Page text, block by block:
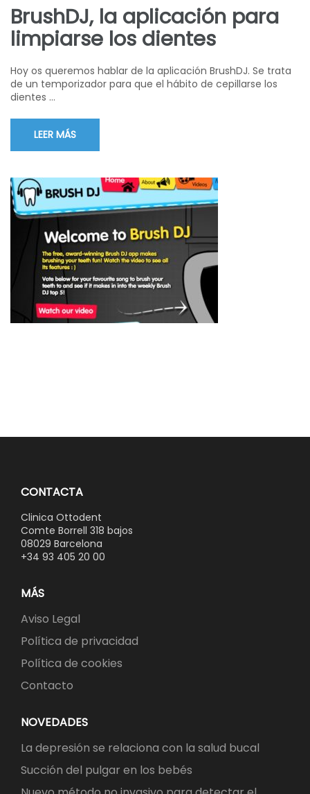
BrushDJ, la aplicación para
limpiarse los dientes
Hoy os queremos hablar de la aplicación BrushDJ. Se trata
de un temporizador para que el hábito de cepillarse los
dientes …
LEER MÁS
CONTACTA
Clinica Ottodent
Comte Borrell 318 bajos
08029 Barcelona
+34 93 405 20 00
MÁS
Aviso Legal
Política de privacidad
Política de cookies
Contacto
NOVEDADES
La depresión se relaciona con la salud bucal
Succión del pulgar en los bebés